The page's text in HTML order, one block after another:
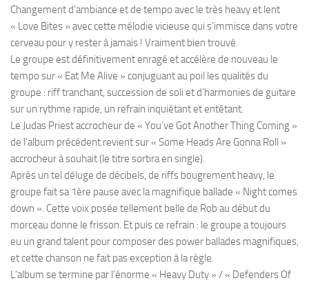
Changement d’ambiance et de tempo avec le très heavy et lent
« Love Bites » avec cette mélodie vicieuse qui s’immisce dans votre
cerveau pour y rester à jamais ! Vraiment bien trouvé.
Le groupe est définitivement enragé et accélère de nouveau le
tempo sur « Eat Me Alive » conjuguant au poil les qualités du
groupe : riff tranchant, succession de soli et d’harmonies de guitare
sur un rythme rapide, un refrain inquiétant et entêtant.
Le Judas Priest accrocheur de « You’ve Got Another Thing Coming »
de l’album précédent revient sur « Some Heads Are Gonna Roll »
accrocheur à souhait (le titre sortira en single).
Après un tel déluge de décibels, de riffs bougrement heavy, le
groupe fait sa 1ère pause avec la magnifique ballade « Night comes
down ». Cette voix posée tellement belle de Rob au début du
morceau donne le frisson. Et puis ce refrain : le groupe a toujours
eu un grand talent pour composer des power ballades magnifiques,
et cette chanson ne fait pas exception à la règle.
L’album se termine par l’énorme « Heavy Duty » / « Defenders Of